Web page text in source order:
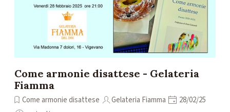
Come armonie disattese - Gelateria
Fiamma
Come armonie disattese Gelateria Fiamma
28/02/25